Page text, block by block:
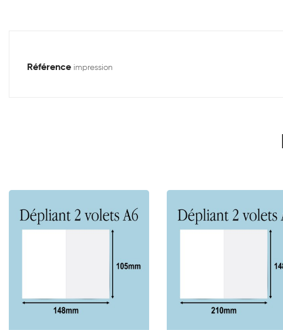
Référence impression